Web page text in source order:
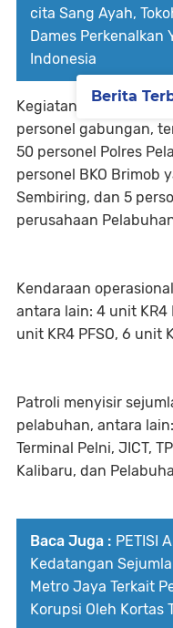
cita Sang Ayah,
Dames Perkenalkan
Indonesia
Kegiatan ini,
personel gabungan,
50 personel Polres
personel BKO Brimob
Sembiring, dan 5
perusahaan
Kendaraan
antara lain: 4 unit KR4
unit KR4 PFSO, 6 unit
Patroli menyisir
pelabuhan, antara
Terminal Pelni, JICT,
Kalibaru, dan
Baca Juga : PETISI
Kedatangan
Metro Jaya Terkait
Korupsi Oleh Kortas
Berita